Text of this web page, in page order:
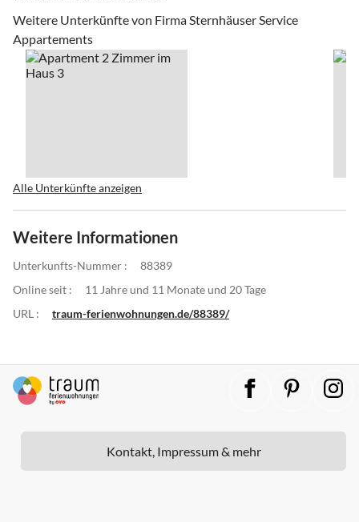
Weitere Unterkünfte von Firma Sternhäuser Service
Appartements
Alle Unterkünfte anzeigen
Weitere Informationen
Unterkunfts-Nummer :
88389
Online seit :
11 Jahre und 11 Monate und 20 Tage
URL :
traum-ferienwohnungen.de/88389/
Kontakt, Impressum & mehr